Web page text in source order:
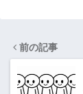
前の記事